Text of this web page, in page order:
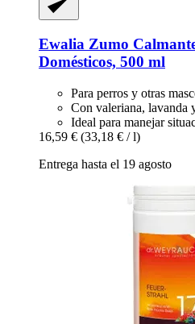
Ewalia Zumo
Domésticos, 500 ml
Para perros y otras
Con valeriana, lavanda
Ideal para manejar
16,59 € (33,18 € / l)
Entrega hasta el 19 agosto